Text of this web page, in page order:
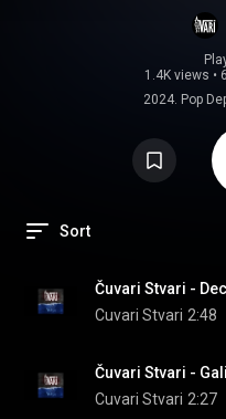
1.4K views •
2024. Pop
Sort
Čuvari Stvari -
Cuvari Stvari 2:48
Cuvari Stvari 2:27